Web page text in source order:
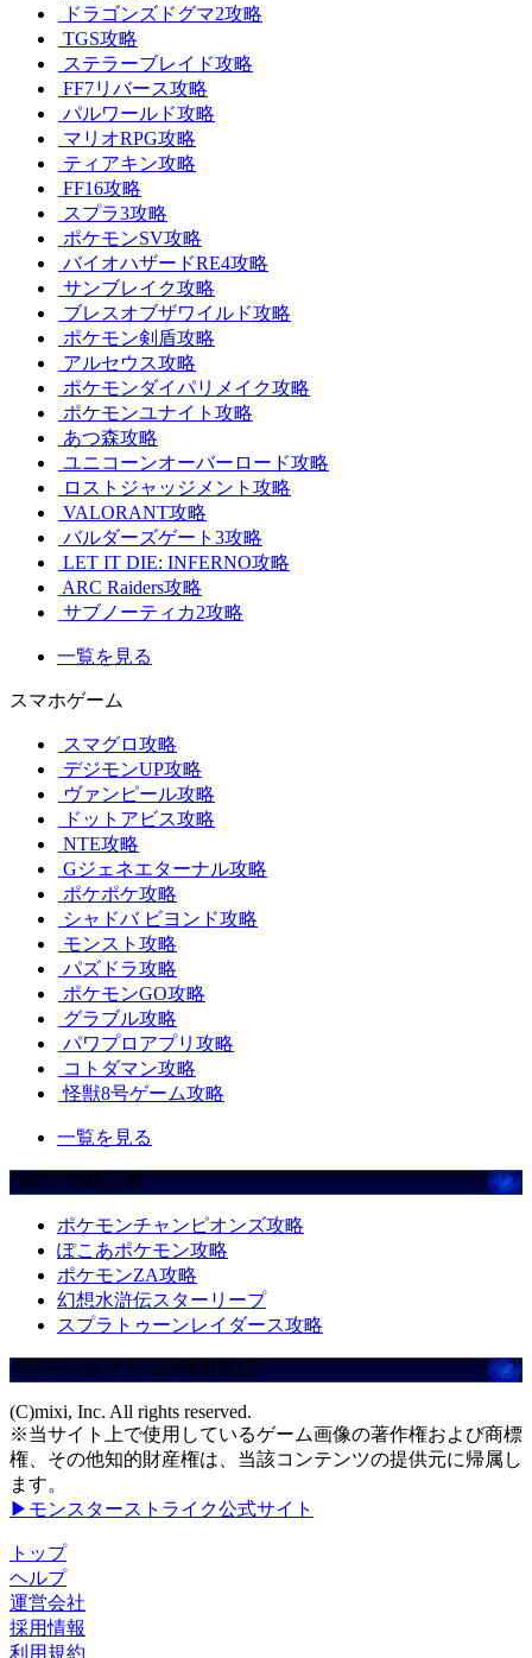
ドラゴンズドグマ2攻略
TGS攻略
ステラーブレイド攻略
FF7リバース攻略
パルワールド攻略
マリオRPG攻略
ティアキン攻略
FF16攻略
スプラ3攻略
ポケモンSV攻略
バイオハザードRE4攻略
サンブレイク攻略
ブレスオブザワイルド攻略
ポケモン剣盾攻略
アルセウス攻略
ポケモンダイパリメイク攻略
ポケモンユナイト攻略
あつ森攻略
ユニコーンオーバーロード攻略
ロストジャッジメント攻略
VALORANT攻略
バルダーズゲート3攻略
LET IT DIE: INFERNO攻略
ARC Raiders攻略
サブノーティカ2攻略
一覧を見る
スマホゲーム
スマグロ攻略
デジモンUP攻略
ヴァンピール攻略
ドットアビス攻略
NTE攻略
Gジェネエターナル攻略
ポケポケ攻略
シャドバ ビヨンド攻略
モンスト攻略
パズドラ攻略
ポケモンGO攻略
グラブル攻略
パワプロアプリ攻略
コトダマン攻略
怪獣8号ゲーム攻略
一覧を見る
注目の攻略記事
ポケモンチャンピオンズ攻略
ぽこあポケモン攻略
ポケモンZA攻略
幻想水滸伝スターリープ
スプラトゥーンレイダース攻略
当ゲームタイトルの権利表記
(C)mixi, Inc. All rights reserved.
※当サイト上で使用しているゲーム画像の著作権および商標
権、その他知的財産権は、当該コンテンツの提供元に帰属し
ます。
▶モンスターストライク公式サイト
トップ
ヘルプ
運営会社
採用情報
利用規約